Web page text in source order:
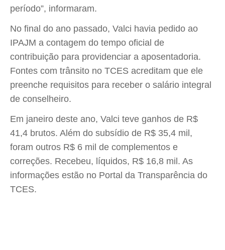
período”, informaram.
No final do ano passado, Valci havia pedido ao
IPAJM a contagem do tempo oficial de
contribuição para providenciar a aposentadoria.
Fontes com trânsito no TCES acreditam que ele
preenche requisitos para receber o salário integral
de conselheiro.
Em janeiro deste ano, Valci teve ganhos de R$
41,4 brutos. Além do subsídio de R$ 35,4 mil,
foram outros R$ 6 mil de complementos e
correções. Recebeu, líquidos, R$ 16,8 mil. As
informações estão no Portal da Transparência do
TCES.